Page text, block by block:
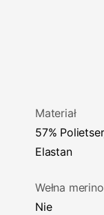
Materiał
57% Polietser, 33% Poliamid, 10%
Elastan
Wełna merino
Nie